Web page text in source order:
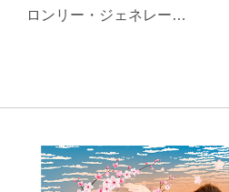
ロンリー・ジェネレー…